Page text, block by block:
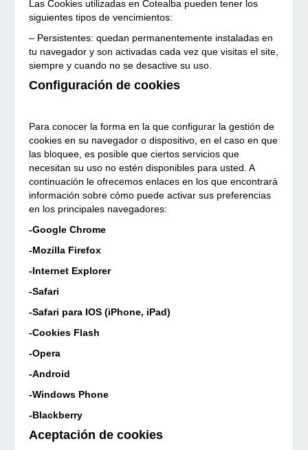
Las Cookies utilizadas en Cotealba pueden tener los
siguientes tipos de vencimientos:
– Persistentes: quedan permanentemente instaladas en
tu navegador y son activadas cada vez que visitas el site,
siempre y cuando no se desactive su uso.
Configuración de cookies
Para conocer la forma en la que configurar la gestión de
cookies en su navegador o dispositivo, en el caso en que
las bloquee, es posible que ciertos servicios que
necesitan su uso no estén disponibles para usted. A
continuación le ofrecemos enlaces en los que encontrará
información sobre cómo puede activar sus preferencias
en los principales navegadores:
-Google Chrome
-Mozilla Firefox
-Internet Explorer
-Safari
-Safari para IOS (iPhone, iPad)
-Cookies Flash
-Opera
-Android
-Windows Phone
-Blackberry
Aceptación de cookies